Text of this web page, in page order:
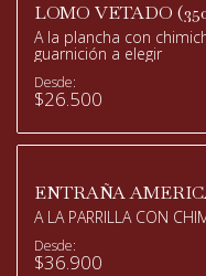
LOMO VETADO
A la plancha con
guarnición a elegir
Desde:
$26.500
ENTRAÑA
A LA PARRILLA CON
Desde:
$36.900